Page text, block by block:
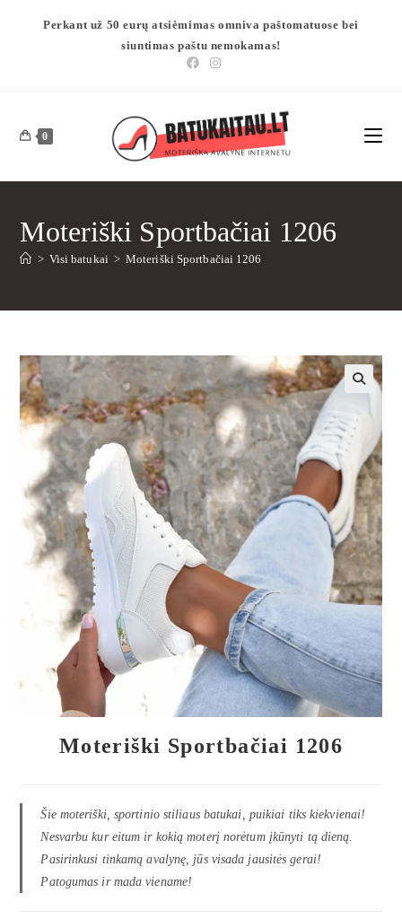
Perkant už 50 eurų atsiėmimas omniva paštomatuose bei
siuntimas paštu nemokamas!
0
Moteriški Sportbačiai 1206
> Visi batukai > Moteriški Sportbačiai 1206
Moteriški Sportbačiai 1206
Šie moteriški, sportinio stiliaus batukai, puikiai tiks kiekvienai!
Nesvarbu kur eitum ir kokią moterį norėtum įkūnyti tą dieną.
Pasirinkusi tinkamą avalynę, jūs visada jausitės gerai!
Patogumas ir mada viename!